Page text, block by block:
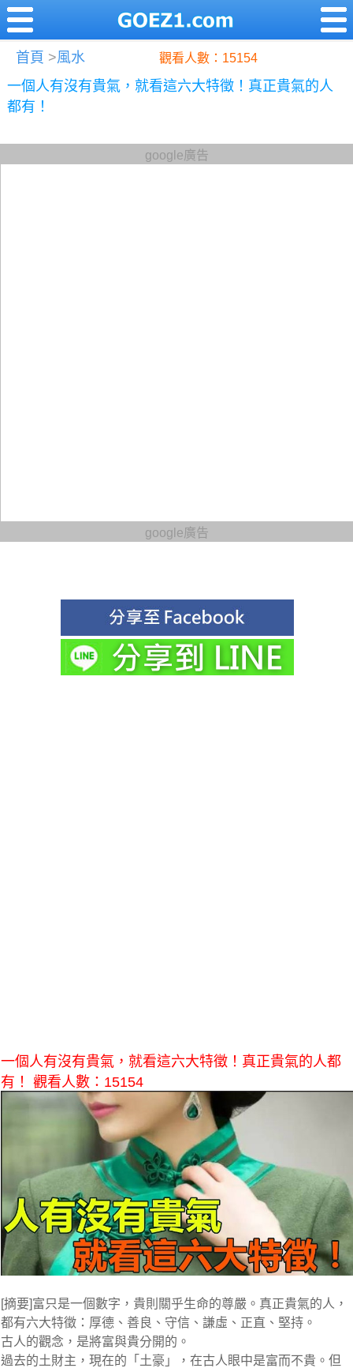
首頁 >風水 觀看人數：15154
一個人有沒有貴氣，就看這六大特徵！真正貴氣的人
都有！
google廣告
google廣告
一個人有沒有貴氣，就看這六大特徵！真正貴氣的人都
有！ 觀看人數：15154
[摘要]富只是一個數字，貴則關乎生命的尊嚴。真正貴氣的人，
都有六大特徵：厚德、善良、守信、謙虛、正直、堅持。
古人的觀念，是將富與貴分開的。
過去的土財主，現在的「土豪」，在古人眼中是富而不貴。但